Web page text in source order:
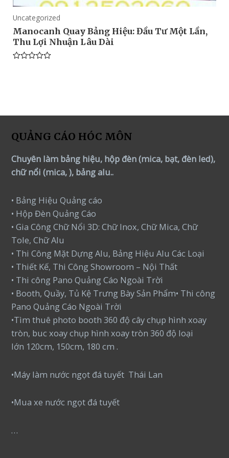
Uncategorized
Manocanh Quay Bảng Hiệu: Đầu Tư Một Lần,
Thu Lợi Nhuận Lâu Dài
QUẢNG CÁO HÓC MÔN
Chuyên làm bảng hiệu, hộp đèn (mica, bạt, đèn led),
chữ nổi (mica, ), bảng alu..
• Bảng Hiệu Quảng cáo
• Hộp Đèn Quảng Cáo
• Gia Công Chữ Nổi 3D: Chữ Inox, Chữ Mica, Chữ
Tole, Chữ Alu
• Thi Công Mặt Dựng Alu, Bảng Hiệu Alu Các Loại
• Thiết Kế, Thi Công Showroom – Nội Thất
• Thi công Pano Quảng Cáo Ngoài Trời
• Booth, Quầy, Tủ Kệ Trưng Bày Sản Phẩm• Thi công
Pano Quảng Cáo Ngoài Trời
•Tìm thuê photo booth 360 độ cây chụp hình xoay
tròn, buc xoay chụp hình xoay tròn 360 độ loại
lớn 120cm, 150cm, 180 cm .
•Máy làm nước ngọt đá tuyết Thái Lan
•Mua xe nước ngọt đá tuyết
…